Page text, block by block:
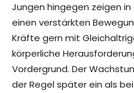
Jungen hingegen zeigen
einen verstärkten
Kräfte gern mit
körperliche
Vordergrund. Der
der Regel später ein als